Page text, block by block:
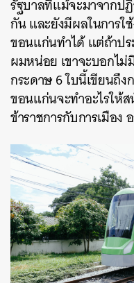
รัฐบาลที่แม้จะมาจากป
กัน และยังมีผลในการ
ขอนแก่นทำได้ แต่ถ้าปร
ผมหน่อย เขาจะบอกไ
กระดาษ 6 ใบนี้เขียนถึง
ขอนแก่นจะทำอะไรให้
ข้าราชการกับการเมือง